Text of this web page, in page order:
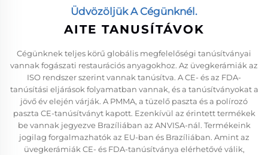
Üdvözöljük A Cégünknél.
AITE TANUSÍTÁVOK
Cégünknek teljes körű globális megfelelőségi tanúsítványai
vannak fogászati restaurációs anyagokhoz. Az üvegkerámiák az
ISO rendszer szerint vannak tanúsítva. A CE- és az FDA-
tanúsítási eljárások folyamatban vannak, és a tanúsítványokat a
jövő év elején várják. A PMMA, a tüzelő paszta és a polírozó
paszta CE-tanúsítványt kapott. Ezenkívül az érintett termékek
be vannak jegyezve Brazíliában az ANVISA-nál. Termékeink
jogilag forgalmazhatók az EU-ban és Brazíliában. Amint az
üvegkerámiák CE- és FDA-tanúsítványa elérhetővé válik,